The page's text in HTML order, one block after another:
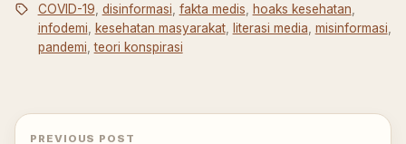
COVID-19 disinformasi fakta medis hoaks kesehatan
infodemi kesehatan masyarakat, literasi media misinformasi
pandemi ,teori konspirasi
PREVIOUS POST